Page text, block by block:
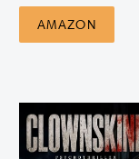
AMAZON